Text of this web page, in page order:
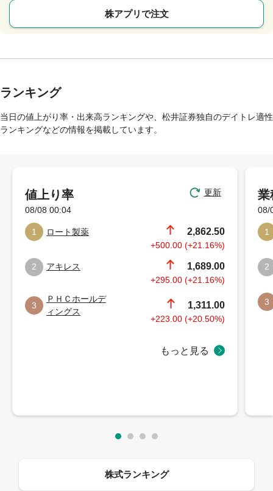
株アプリで注文
ランキング
当日の値上がり率・出来高ランキングや、松井証券独自のデイトレ適性
ランキングなどの情報を掲載しています。